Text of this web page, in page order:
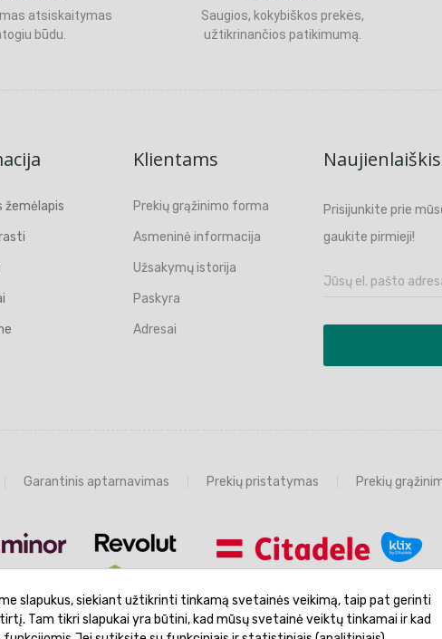
atsiskaitymas
būdu.
Saugios, kokybiškos prekės,
užtikrinančios patikimumą.
žemėlapis
Klientams
Prekių grąžinimo forma
Asmeninė informacija
Užsakymų istorija
Paskyra
Adresai
Naujienlaiškis
Prisijunkite prie
gaukite pirmieji!
Garantinis aptarnavimas Prekių pristatymas Prekių
slapukus, siekiant užtikrinti tinkamą svetainės veikimą, taip pat gerinti
Tam tikri slapukai yra būtini, kad mūsų svetainė veiktų tinkamai ir kad